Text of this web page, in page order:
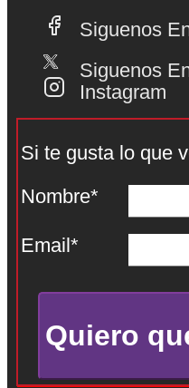
Siguenos
Siguenos
Instagram
Si te gusta lo que
Nombre*
Email*